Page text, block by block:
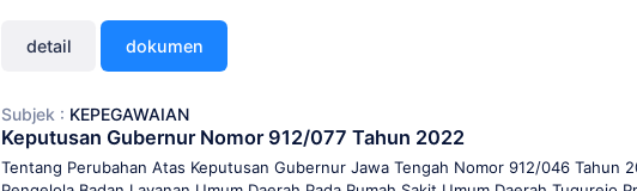
detail dokumen
Subjek : KEPEGAWAIAN
Keputusan Gubernur Nomor 912/077 Tahun 2022
Tentang Perubahan Atas Keputusan Gubernur Jawa Tengah Nomor 912/046 Tahun